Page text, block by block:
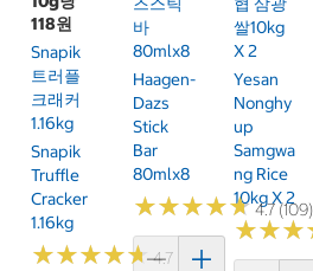
118원
Snapik
트러플
크래커
1.16kg
Snapik
Truffle
Cracker
1.16kg
★★★★★
★★★★★4.7 (159)
바
80mlx8
Haagen-
Dazs
Stick
Bar
80mlx8
★★★★★
★★★★★4.7 (109)
쌀10kg
X 2
Yesan
Nonghy
Up
Samgwa
Ng Rice
10kg X 2
★★★
★★★